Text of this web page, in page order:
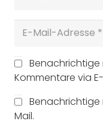
Kommentare via
Benachrichtige
Mail.